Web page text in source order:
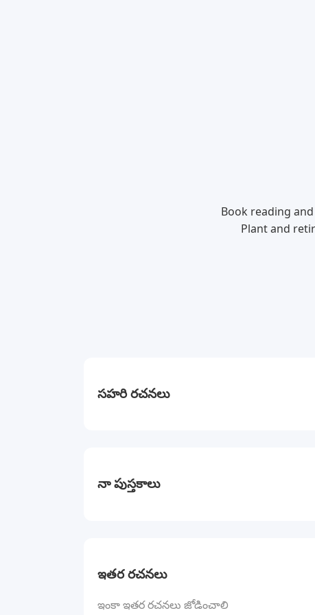
Book reading
Plant and
సహరి రచనలు
నా పుస్తకాలు
ఇతర రచనలు
ఇంకా ఇతర రచనలు జోడించాలి